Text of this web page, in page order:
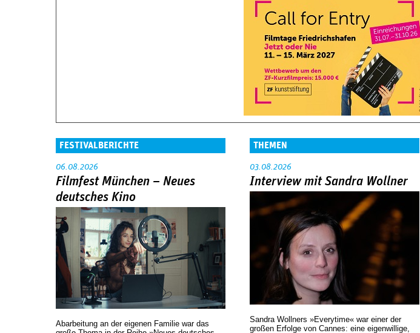
FESTIVALBERICHTE
06.08.2026
Filmfest München – Neues
deutsches Kino
Abarbeitung an der eigenen Familie war das
THEMEN
03.08.2026
Interview mit Sandra Wollner
Sandra Wollners »Everytime« war einer der
großen Erfolge von Cannes: eine eigenwillige,